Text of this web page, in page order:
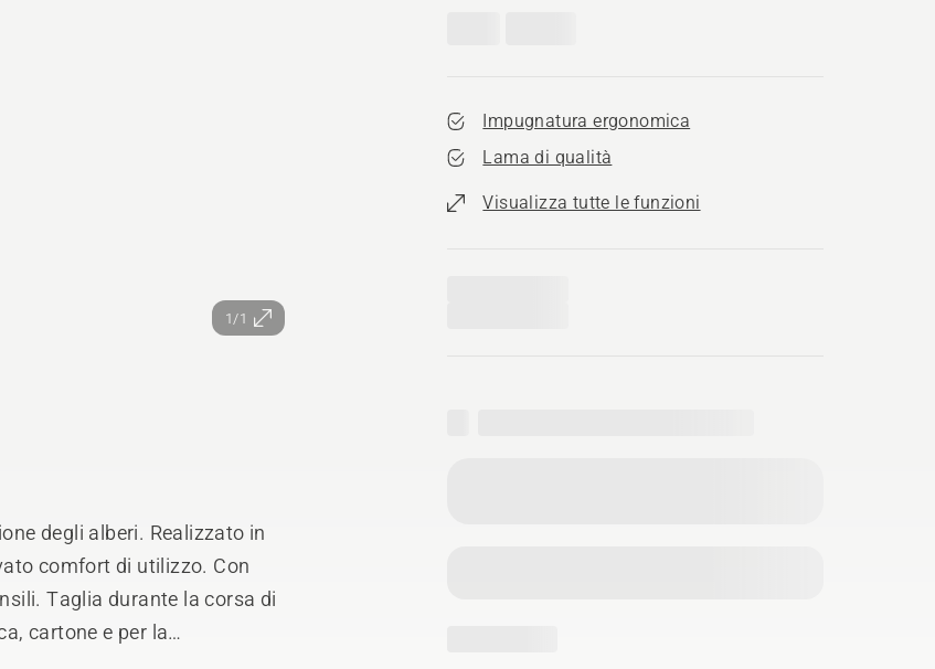
1/1
Impugnatura ergonomica
Lama di qualità
Visualizza tutte le funzioni
degli alberi. Realizzato in
comfort di utilizzo. Con
Taglia durante la corsa di
cartone e per la